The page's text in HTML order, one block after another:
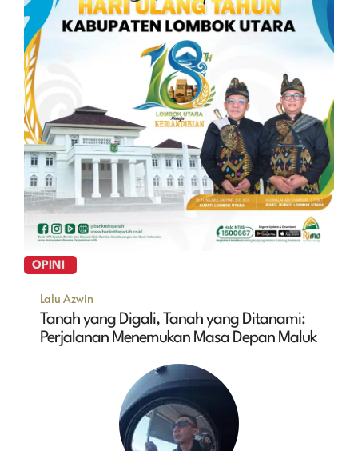
OPINI
Lalu Azwin
Tanah yang Digali, Tanah yang Ditanami:
Perjalanan Menemukan Masa Depan Maluk